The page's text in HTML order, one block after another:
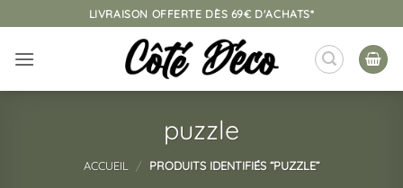
au
contenu
LIVRAISON OFFERTE DÈS 69€ D'ACHATS*
puzzle
ACCUEIL / PRODUITS IDENTIFIÉS “PUZZLE”